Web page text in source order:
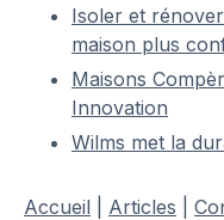
Isoler et
maison plus
Maisons
Innovation
Wilms met la
Accueil Articles